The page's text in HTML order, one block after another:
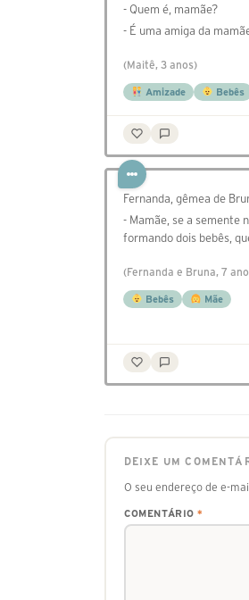
- Quem é, mamãe?
- É uma amiga da
(Maitê, 3 anos)
Amizade Bebês
Fernanda, gêmea de
- Mamãe, se a semente
formando dois bebês,
(Fernanda e Bruna, 7
Bebês Mãe
DEIXE UM
O seu endereço de e-
COMENTÁRIO *